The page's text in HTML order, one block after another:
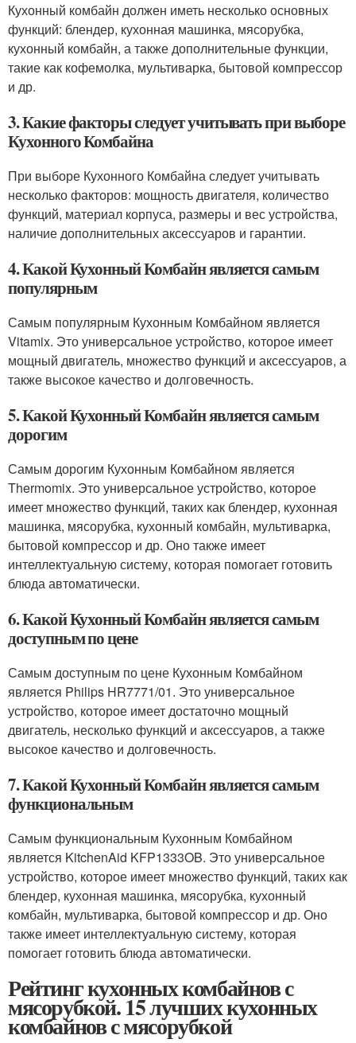
Кухонный комбайн должен иметь несколько основных
функций: блендер, кухонная машинка, мясорубка,
кухонный комбайн, а также дополнительные функции,
такие как кофемолка, мультиварка, бытовой компрессор
и др.
3. Какие факторы следует учитывать при выборе
Кухонного Комбайна
При выборе Кухонного Комбайна следует учитывать
несколько факторов: мощность двигателя, количество
функций, материал корпуса, размеры и вес устройства,
наличие дополнительных аксессуаров и гарантии.
4. Какой Кухонный Комбайн является самым
популярным
Самым популярным Кухонным Комбайном является
Vitamix. Это универсальное устройство, которое имеет
мощный двигатель, множество функций и аксессуаров, а
также высокое качество и долговечность.
5. Какой Кухонный Комбайн является самым
дорогим
Самым дорогим Кухонным Комбайном является
Thermomix. Это универсальное устройство, которое
имеет множество функций, таких как блендер, кухонная
машинка, мясорубка, кухонный комбайн, мультиварка,
бытовой компрессор и др. Оно также имеет
интеллектуальную систему, которая помогает готовить
блюда автоматически.
6. Какой Кухонный Комбайн является самым
доступным по цене
Самым доступным по цене Кухонным Комбайном
является Philips HR7771/01. Это универсальное
устройство, которое имеет достаточно мощный
двигатель, несколько функций и аксессуаров, а также
высокое качество и долговечность.
7. Какой Кухонный Комбайн является самым
функциональным
Самым функциональным Кухонным Комбайном
является KitchenAid KFP1333OB. Это универсальное
устройство, которое имеет множество функций, таких как
блендер, кухонная машинка, мясорубка, кухонный
комбайн, мультиварка, бытовой компрессор и др. Оно
также имеет интеллектуальную систему, которая
помогает готовить блюда автоматически.
Рейтинг кухонных комбайнов с
мясорубкой. 15 лучших кухонных
комбайнов с мясорубкой